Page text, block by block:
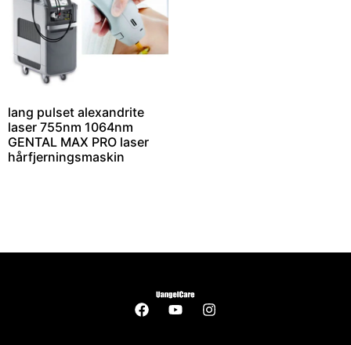
lang pulset alexandrite
laser 755nm 1064nm
GENTAL MAX PRO laser
hårfjerningsmaskin